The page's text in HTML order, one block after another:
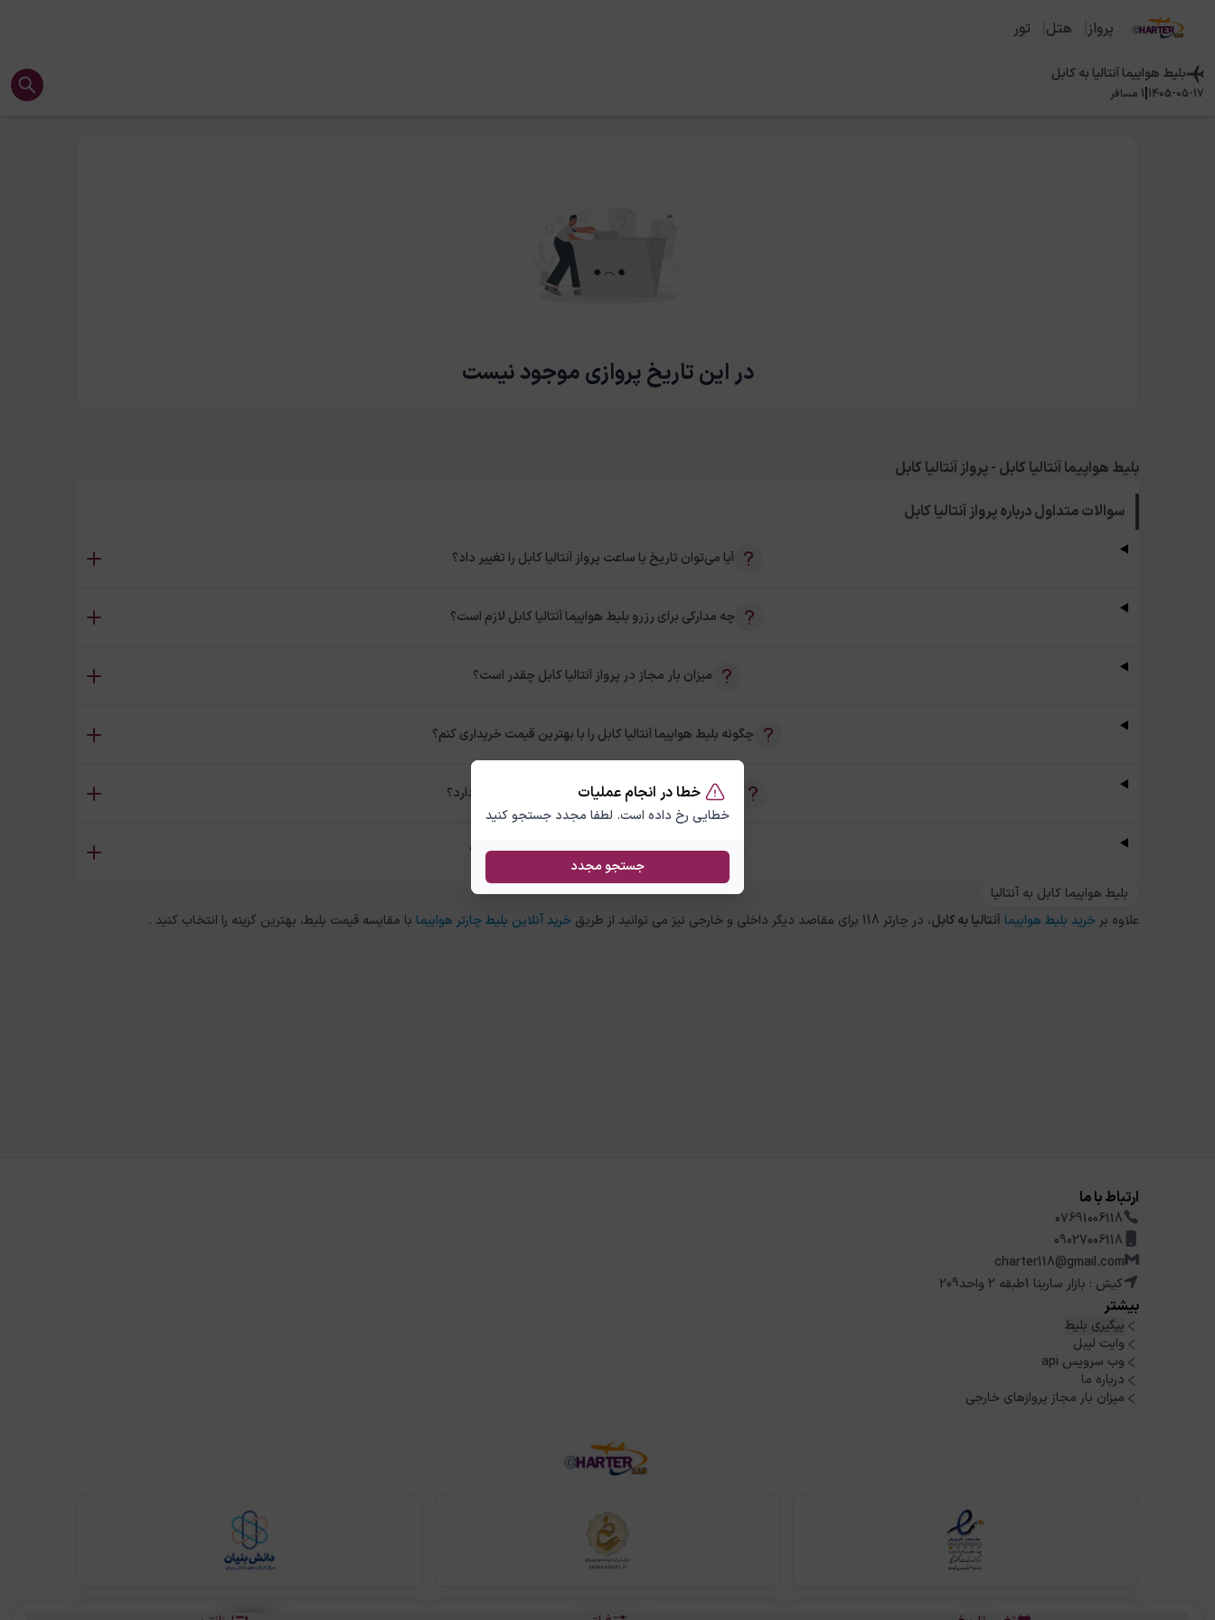
خطا در انجام عملیات
خطایی رخ داده است. لطفا مجدد جستجو کنید
جستجو مجدد
پرواز هتل تور
بلیط هواپیماآنتالیابه کابل
1405-05-17
|
1 مسافر
در این تاریخ پروازی موجود نیست
بلیط هواپیما آنتالیا کابل - پرواز آنتالیا کابل
سوالات متداول دربارهپرواز آنتالیا کابل
آیا می‌توان تاریخ یا ساعت پرواز آنتالیا کابل را تغییر داد؟
چه مدارکی برای رزرو بلیط هواپیما آنتالیا کابل لازم است؟
میزان بار مجاز در پرواز آنتالیا کابل چقدر است؟
چگونه بلیط هواپیما آنتالیا کابل را با بهترین قیمت خریداری کنم؟
آیا امکان خرید بلیط رفت و برگشت آنتالیا کابل وجود دارد؟
تفاوت بلیط چارتر و سیستمی آنتالیا کابل چیست؟
بلیط هواپیما کابل به آنتالیا
علاوه بر خرید بلیط هواپیما آنتالیابهکابل، در چارتر 118 برای مقاصد دیگر داخلی و خارجی نیز می توانید از طریق خرید آنلاین بلیط چارتر هواپیما با مقایسه قیمت بلیط، بهترین گزینه را انتخاب کنید .
ارتباط با ما
07691006118
09027006118
charter118@gmail.com
کیش : بازار سارینا 1طبقه 2 واحد209
بیشتر
پیگیری بلیط
وایت لیبل
وب سرویس api
درباره ما
میزان بار مجاز پروازهای خارجی